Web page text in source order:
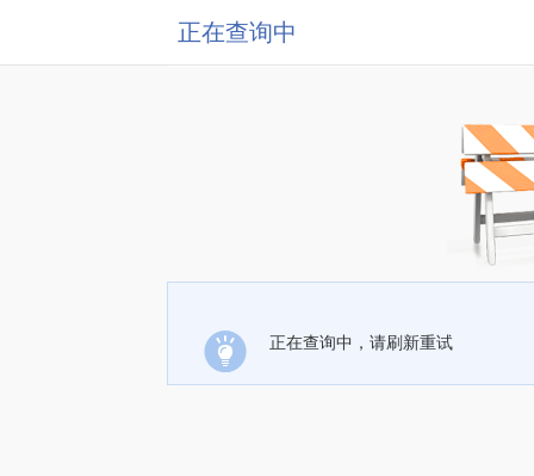
正在查询中
正在查询中，请刷新重试